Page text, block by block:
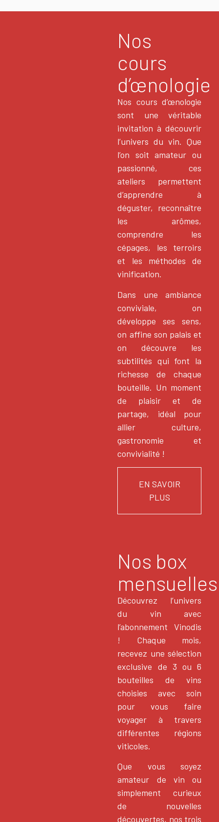
Nos
cours
d’œnologie
Nos cours d’œnologie
sont une véritable
invitation à découvrir
l’univers du vin. Que
l’on soit amateur ou
passionné, ces
ateliers permettent
d’apprendre à
déguster, reconnaître
les arômes,
comprendre les
cépages, les terroirs
et les méthodes de
vinification.
Dans une ambiance
conviviale, on
développe ses sens,
on affine son palais et
on découvre les
subtilités qui font la
richesse de chaque
bouteille. Un moment
de plaisir et de
partage, idéal pour
allier culture,
gastronomie et
convivialité !
EN SAVOIR
PLUS
Nos box
mensuelles
Découvrez l’univers
du vin avec
l’abonnement Vinodis
! Chaque mois,
recevez une sélection
exclusive de 3 ou 6
bouteilles de vins
choisies avec soin
pour vous faire
voyager à travers
différentes régions
viticoles.
Que vous soyez
amateur de vin ou
simplement curieux
de nouvelles
découvertes, nos trois